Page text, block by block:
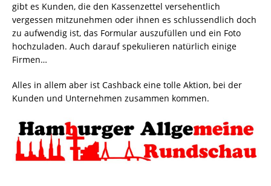
gibt es Kunden, die den Kassenzettel versehentlich
vergessen mitzunehmen oder ihnen es schlussendlich doch
zu aufwendig ist, das Formular auszufüllen und ein Foto
hochzuladen. Auch darauf spekulieren natürlich einige
Firmen…
Alles in allem aber ist Cashback eine tolle Aktion, bei der
Kunden und Unternehmen zusammen kommen.